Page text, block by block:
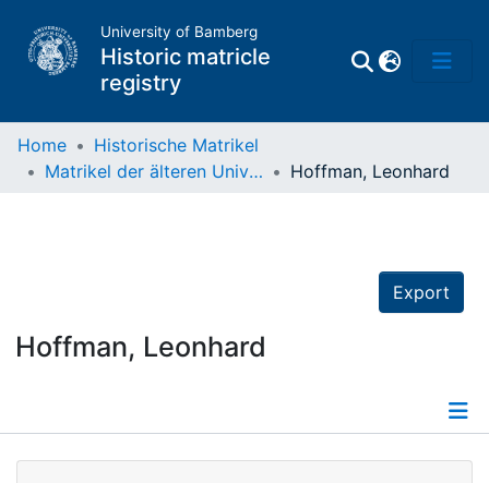
University of Bamberg
Historic matricle
registry
Home
Historische Matrikel
Matrikel der älteren Universität
Hoffman, Leonhard
Export
Hoffman, Leonhard
Details